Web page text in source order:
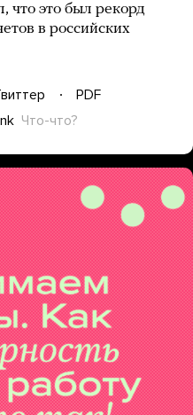
что это был рекорд
в российских
PDF
Что-что?